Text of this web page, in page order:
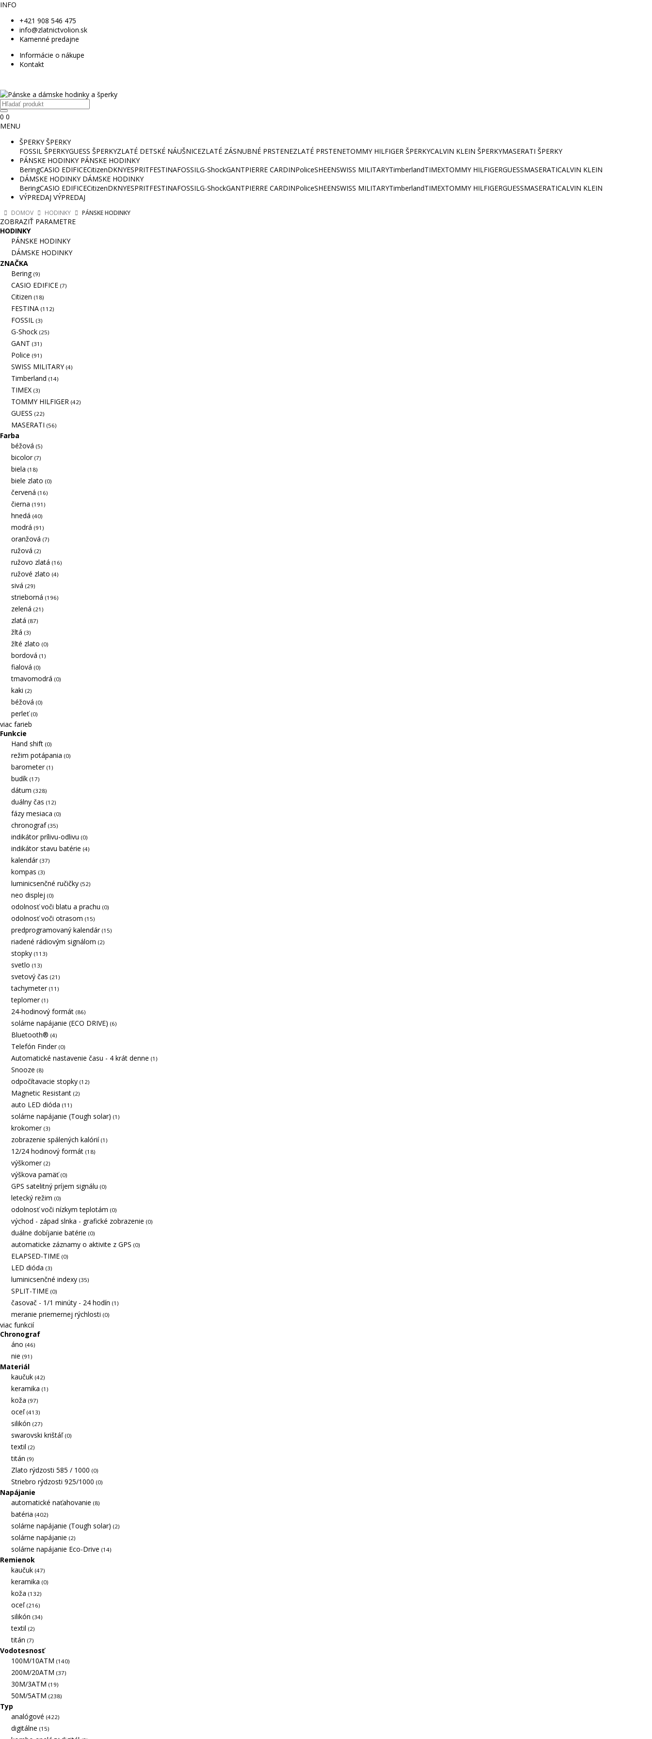
INFO
+421 908 546 475
info@zlatnictvolion.sk
Kamenné predajne
Informácie o nákupe
Kontakt
0 0
MENU
ŠPERKY ŠPERKY
FOSSIL ŠPERKYGUESS ŠPERKYZLATÉ DETSKÉ NÁUŠNICEZLATÉ ZÁSNUBNÉ PRSTENEZLATÉ PRSTENETOMMY HILFIGER ŠPERKYCALVIN KLEIN ŠPERKYMASERATI ŠPERKY
PÁNSKE HODINKY PÁNSKE HODINKY
BeringCASIO EDIFICECitizenDKNYESPRITFESTINAFOSSILG-ShockGANTPIERRE CARDINPoliceSHEENSWISS MILITARYTimberlandTIMEXTOMMY HILFIGERGUESSMASERATICALVIN KLEIN
DÁMSKE HODINKY DÁMSKE HODINKY
BeringCASIO EDIFICECitizenDKNYESPRITFESTINAFOSSILG-ShockGANTPIERRE CARDINPoliceSHEENSWISS MILITARYTimberlandTIMEXTOMMY HILFIGERGUESSMASERATICALVIN KLEIN
VÝPREDAJ VÝPREDAJ
DOMOV HODINKY PÁNSKE HODINKY
ZOBRAZIŤ PARAMETRE
HODINKY
PÁNSKE HODINKY
DÁMSKE HODINKY
ZNAČKA
Bering (9)
CASIO EDIFICE (7)
Citizen (18)
FESTINA (112)
FOSSIL (3)
G-Shock (25)
GANT (31)
Police (91)
SWISS MILITARY (4)
Timberland (14)
TIMEX (3)
TOMMY HILFIGER (42)
GUESS (22)
MASERATI (56)
Farba
béžová (5)
bicolor (7)
biela (18)
biele zlato (0)
červená (16)
čierna (191)
hnedá (40)
modrá (91)
oranžová (7)
ružová (2)
ružovo zlatá (16)
ružové zlato (4)
sivá (29)
strieborná (196)
zelená (21)
zlatá (87)
žltá (3)
žlté zlato (0)
bordová (1)
fialová (0)
tmavomodrá (0)
kaki (2)
béžová (0)
perleť(0)
viac farieb
Funkcie
Hand shift (0)
režim potápania (0)
barometer (1)
budík (17)
dátum (328)
duálny čas (12)
fázy mesiaca (0)
chronograf (35)
indikátor prílivu-odlivu (0)
indikátor stavu batérie (4)
kalendár (37)
kompas (3)
luminicsenčné ručičky (52)
neo displej (0)
odolnosť voči blatu a prachu (0)
odolnosť voči otrasom (15)
predprogramovaný kalendár (15)
riadené rádiovým signálom (2)
stopky (113)
svetlo (13)
svetový čas (21)
tachymeter (11)
teplomer (1)
24-hodinový formát (86)
solárne napájanie (ECO DRIVE) (6)
Bluetooth® (4)
Telefón Finder (0)
Automatické nastavenie času - 4 krát denne (1)
Snooze (8)
odpočítavacie stopky (12)
Magnetic Resistant (2)
auto LED dióda (11)
solárne napájanie (Tough solar) (1)
krokomer (3)
zobrazenie spálených kalórií (1)
12/24 hodinový formát (18)
výškomer (2)
výškova pamäť(0)
GPS satelitný príjem signálu (0)
letecký režim (0)
odolnosť voči nízkym teplotám (0)
východ - západ slnka - grafické zobrazenie (0)
duálne dobíjanie batérie (0)
automaticke záznamy o aktivite z GPS (0)
ELAPSED-TIME (0)
LED dióda (3)
luminicsenčné indexy (35)
SPLIT-TIME (0)
časovač - 1/1 minúty - 24 hodín (1)
meranie priemernej rýchlosti (0)
viac funkcií
Chronograf
áno (46)
nie (91)
Materiál
kaučuk (42)
keramika (1)
koža (97)
oceľ (413)
silikón (27)
swarovski krištáľ (0)
textil (2)
titán (9)
Zlato rýdzosti 585 / 1000 (0)
Striebro rýdzosti 925/1000 (0)
Napájanie
automatické naťahovanie (8)
batéria (402)
solárne napájanie (Tough solar) (2)
solárne napájanie (2)
solárne napájanie Eco-Drive (14)
Remienok
kaučuk (47)
keramika (0)
koža (132)
oceľ (216)
silikón (34)
textil (2)
titán (7)
Vodotesnosť
100M/10ATM (140)
200M/20ATM (37)
30M/3ATM (19)
50M/5ATM (238)
Typ
analógové (422)
digitálne (15)